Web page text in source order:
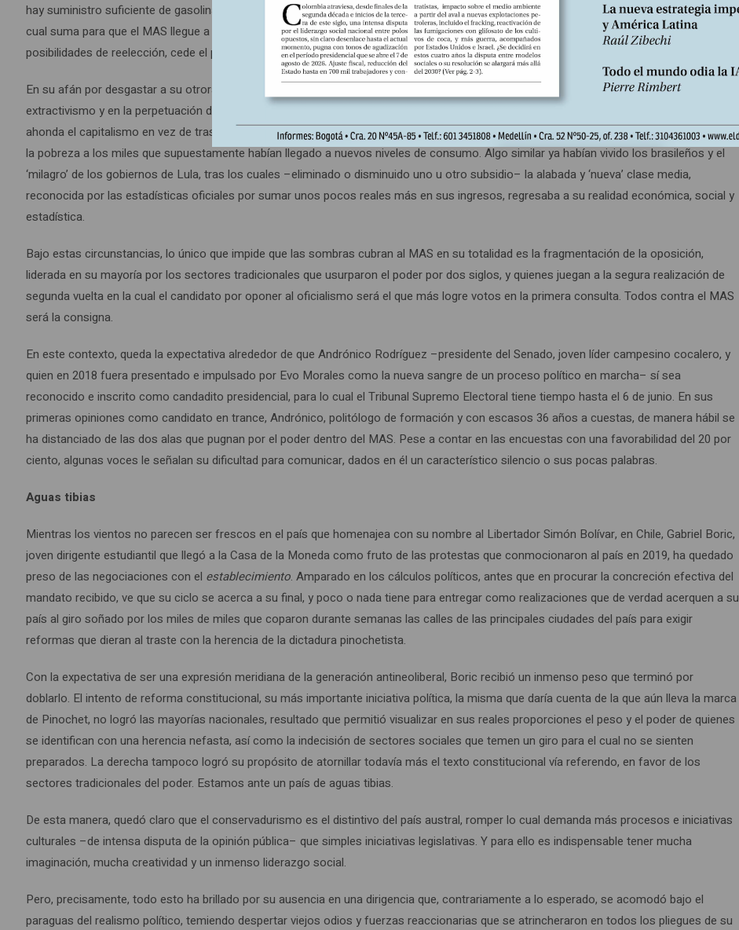
hay suministro suficiente de gasolina (5), crecen las cifras de desempleo, la informalidad gana indicadores y también la inflación, todo lo
cual suma para que el MAS llegue a la contienda de agosto en circunstancias difíciles. Consciente de todo ello, Luis Arce, sin
posibilidades de reelección, cede el paso a su ministro de Gobierno.
En su afán por desgastar a su otrora compañero de luchas, Morales desconoce que la crisis descansa en el agotamiento del
extractivismo y en la perpetuación de un modelo económico, político y social que reposa en el Estado y su paternalismo reforzado, que
ahonda el capitalismo en vez de trascenderlo. El modelo reformista mostró en la pandemia por covid-19 su plena debilidad al ver caer en
la pobreza a los miles que supuestamente habían llegado a nuevos niveles de consumo. Algo similar ya habían vivido los brasileños y el
‘milagro’ de los gobiernos de Lula, tras los cuales –eliminado o disminuido uno u otro subsidio– la alabada y ‘nueva’ clase media,
reconocida por las estadísticas oficiales por sumar unos pocos reales más en sus ingresos, regresaba a su realidad económica, social y
estadística.
Bajo estas circunstancias, lo único que impide que las sombras cubran al MAS en su totalidad es la fragmentación de la oposición,
liderada en su mayoría por los sectores tradicionales que usurparon el poder por dos siglos, y quienes juegan a la segura realización de
segunda vuelta en la cual el candidato por oponer al oficialismo será el que más logre votos en la primera consulta. Todos contra el MAS
será la consigna.
En este contexto, queda la expectativa alrededor de que Andrónico Rodríguez –presidente del Senado, joven líder campesino cocalero, y
quien en 2018 fuera presentado e impulsado por Evo Morales como la nueva sangre de un proceso político en marcha– sí sea
reconocido e inscrito como candadito presidencial, para lo cual el Tribunal Supremo Electoral tiene tiempo hasta el 6 de junio. En sus
primeras opiniones como candidato en trance, Andrónico, politólogo de formación y con escasos 36 años a cuestas, de manera hábil se
ha distanciado de las dos alas que pugnan por el poder dentro del MAS. Pese a contar en las encuestas con una favorabilidad del 20 por
ciento, algunas voces le señalan su dificultad para comunicar, dados en él un característico silencio o sus pocas palabras.
Aguas tibias
Mientras los vientos no parecen ser frescos en el país que homenajea con su nombre al Libertador Simón Bolívar, en Chile, Gabriel Boric,
joven dirigente estudiantil que llegó a la Casa de la Moneda como fruto de las protestas que conmocionaron al país en 2019, ha quedado
preso de las negociaciones con el establecimiento. Amparado en los cálculos políticos, antes que en procurar la concreción efectiva del
mandato recibido, ve que su ciclo se acerca a su final, y poco o nada tiene para entregar como realizaciones que de verdad acerquen a su
país al giro soñado por los miles de miles que coparon durante semanas las calles de las principales ciudades del país para exigir
reformas que dieran al traste con la herencia de la dictadura pinochetista.
Con la expectativa de ser una expresión meridiana de la generación antineoliberal, Boric recibió un inmenso peso que terminó por
doblarlo. El intento de reforma constitucional, su más importante iniciativa política, la misma que daría cuenta de la que aún lleva la marca
de Pinochet, no logró las mayorías nacionales, resultado que permitió visualizar en sus reales proporciones el peso y el poder de quienes
se identifican con una herencia nefasta, así como la indecisión de sectores sociales que temen un giro para el cual no se sienten
preparados. La derecha tampoco logró su propósito de atornillar todavía más el texto constitucional vía referendo, en favor de los
sectores tradicionales del poder. Estamos ante un país de aguas tibias.
De esta manera, quedó claro que el conservadurismo es el distintivo del país austral, romper lo cual demanda más procesos e iniciativas
culturales –de intensa disputa de la opinión pública– que simples iniciativas legislativas. Y para ello es indispensable tener mucha
imaginación, mucha creatividad y un inmenso liderazgo social.
Pero, precisamente, todo esto ha brillado por su ausencia en una dirigencia que, contrariamente a lo esperado, se acomodó bajo el
paraguas del realismo político, temiendo despertar viejos odios y fuerzas reaccionarias que se atrincheraron en todos los pliegues de su